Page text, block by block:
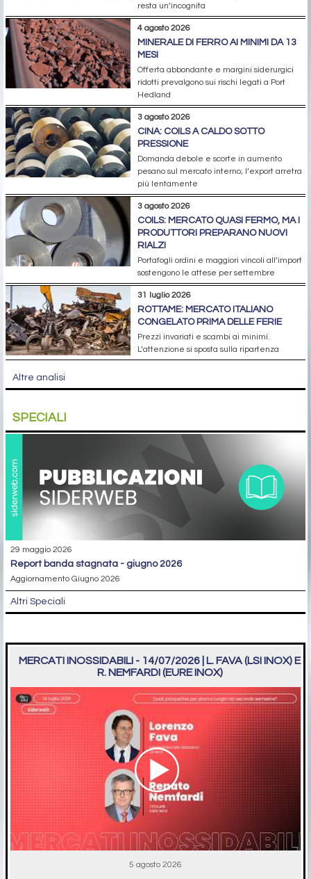
resta un’incognita
4 agosto 2026
MINERALE DI FERRO AI MINIMI DA 13
MESI
Offerta abbondante e margini siderurgici
ridotti prevalgono sui rischi legati a Port
Hedland
3 agosto 2026
CINA: COILS A CALDO SOTTO
PRESSIONE
Domanda debole e scorte in aumento
pesano sul mercato interno; l’export arretra
più lentamente
3 agosto 2026
COILS: MERCATO QUASI FERMO, MA I
PRODUTTORI PREPARANO NUOVI
RIALZI
Portafogli ordini e maggiori vincoli all’import
sostengono le attese per settembre
31 luglio 2026
ROTTAME: MERCATO ITALIANO
CONGELATO PRIMA DELLE FERIE
Prezzi invariati e scambi ai minimi.
L’attenzione si sposta sulla ripartenza
Altre analisi
SPECIALI
29 maggio 2026
report banda stagnata - giugno 2026
Aggiornamento Giugno 2026
Altri Speciali
MERCATI INOSSIDABILI - 14/07/2026 | L. FAVA (LSI INOX) E
R. NEMFARDI (EURE INOX)
5 agosto 2026